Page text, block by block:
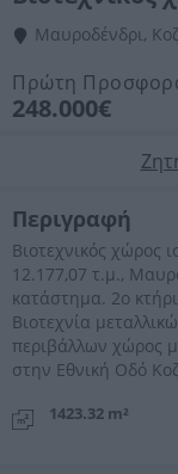
Μαυροδένδρι,
Πρώτη
248.000€
Περιγραφή
Βιοτεχνικός χώρος
12.177,07 τ.μ.,
κατάστημα. 2ο
Βιοτεχνία
περιβάλλων χώρος
στην Εθνική Οδό
1423.32 m²